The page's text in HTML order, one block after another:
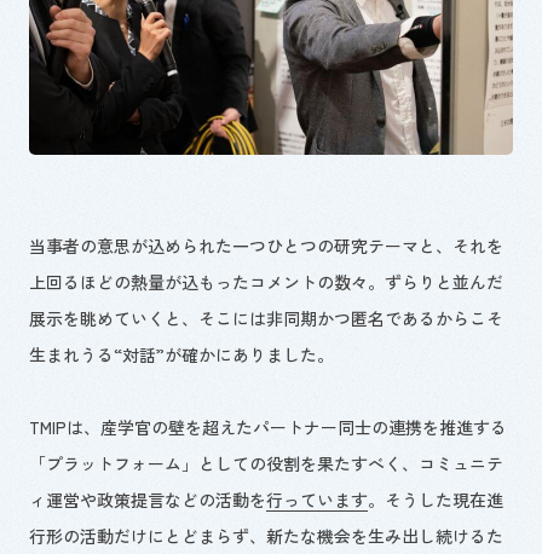
当事者の意思が込められた一つひとつの研究テーマと、それを
上回るほどの熱量が込もったコメントの数々。ずらりと並んだ
展示を眺めていくと、そこには非同期かつ匿名であるからこそ
生まれうる“対話”が確かにありました。
TMIPは、産学官の壁を超えたパートナー同士の連携を推進する
「プラットフォーム」としての役割を果たすべく、コミュニテ
ィ運営や政策提言などの活動を行っています。そうした現在進
行形の活動だけにとどまらず、新たな機会を生み出し続けるた